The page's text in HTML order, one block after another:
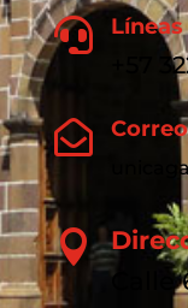

+57


Calle